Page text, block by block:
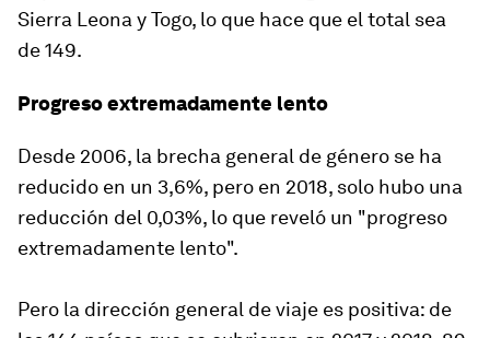
Sierra Leona y Togo, lo que hace que el total sea
de 149.
Progreso extremadamente lento
Desde 2006, la brecha general de género se ha
reducido en un 3,6%, pero en 2018, solo hubo una
reducción del 0,03%, lo que reveló un "progreso
extremadamente lento".
Pero la dirección general de viaje es positiva: de